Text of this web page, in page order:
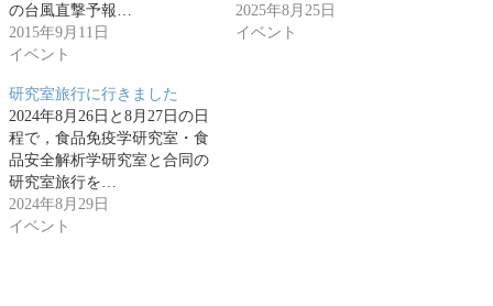
の台風直撃予報…
2015年9月11日
イベント
2025年8月25日
イベント
研究室旅行に行きました
2024年8月26日と8月27日の日
程で，食品免疫学研究室・食
品安全解析学研究室と合同の
研究室旅行を…
2024年8月29日
イベント